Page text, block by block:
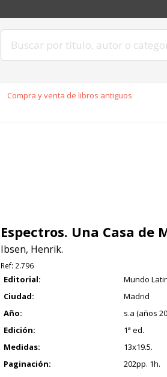
Compra y venta de libros antiguos
Espectros. Una Casa de
Ibsen, Henrik.
Ref: 2.796
Editorial:
Mundo
Ciudad:
Madrid
Año:
s.a (años
Edición:
1ª ed.
Medidas:
13x19.5.
Paginación:
202pp. 1h.